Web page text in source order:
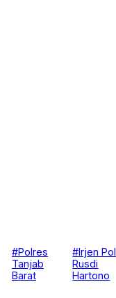
#Polres
Tanjab
Barat
#Irjen Pol
Rusdi
Hartono